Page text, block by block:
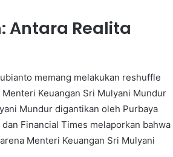
Antara Realita
memang melakukan reshuffle
Keuangan Sri Mulyani Mundur
Mundur digantikan oleh Purbaya
Financial Times melaporkan bahwa
Menteri Keuangan Sri Mulyani